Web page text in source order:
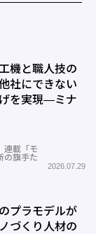
機と職人技の
社にできない
を実現―ミナ
載「モ
の旗手た
2026.07.29
プラモデルが
づくり人材の